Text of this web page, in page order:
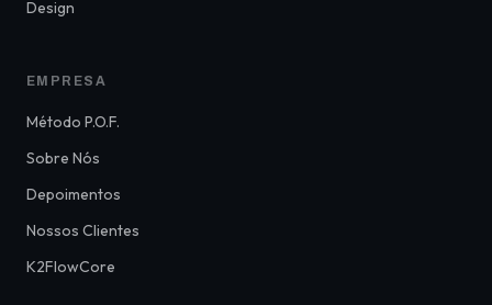
Design
EMPRESA
Método P.O.F.
Sobre Nós
Depoimentos
Nossos Clientes
K2FlowCore